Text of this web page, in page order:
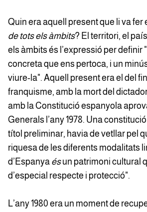
Quin era aquell present que li va fer
de tots els àmbits? El territori, el
els àmbits és l’expressió per definir
concreta que ens pertoca, i un
viure-la". Aquell present era el del
franquisme, amb la mort del
amb la Constitució espanyola
Generals l’any 1978. Una
títol preliminar, havia de vetllar pel
riquesa de les diferents modalitats
d’Espanya ésun patrimoni cultural
d’especial respecte i protecció".
L’any 1980 era un moment de